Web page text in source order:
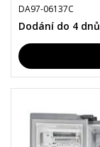
DA97-06137C
Dodání do 4 dnů